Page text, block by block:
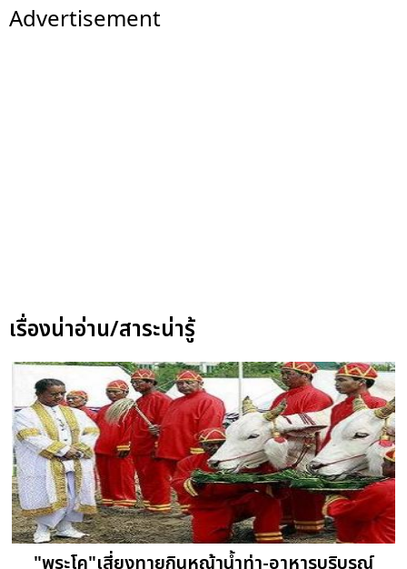
Advertisement
เรื่องน่าอ่าน/สาระน่ารู้
"พระโค"เสี่ยงทายกินหญ้าน้ำท่า-อาหารบริบูรณ์